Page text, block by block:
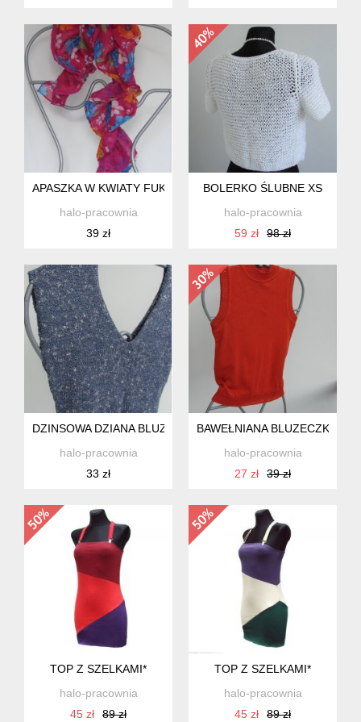
APASZKA W KWIATY FUKSJA
halo-pracownia
39 zł
BOLERKO ŚLUBNE XS
halo-pracownia
59 zł
98 zł
DZINSOWA DZIANA BLUZECZKA
halo-pracownia
33 zł
BAWEŁNIANA BLUZECZKA 5
halo-pracownia
27 zł
39 zł
TOP Z SZELKAMI*
halo-pracownia
45 zł
89 zł
TOP Z SZELKAMI*
halo-pracownia
45 zł
89 zł